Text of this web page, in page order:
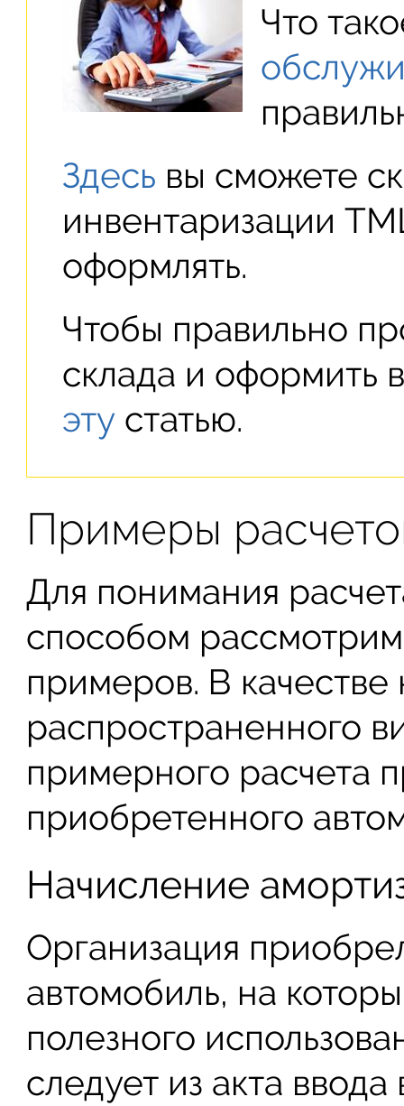
Что
Здесь вы сможете
инвентаризации
оформлять.
Чтобы правильно
склада и оформить
эту статью.
Примеры
Для понимания
способом
примеров. В качестве
распространенного
примерного расчета
приобретенного
Начисление
Организация
автомобиль, на
полезного
следует из акта